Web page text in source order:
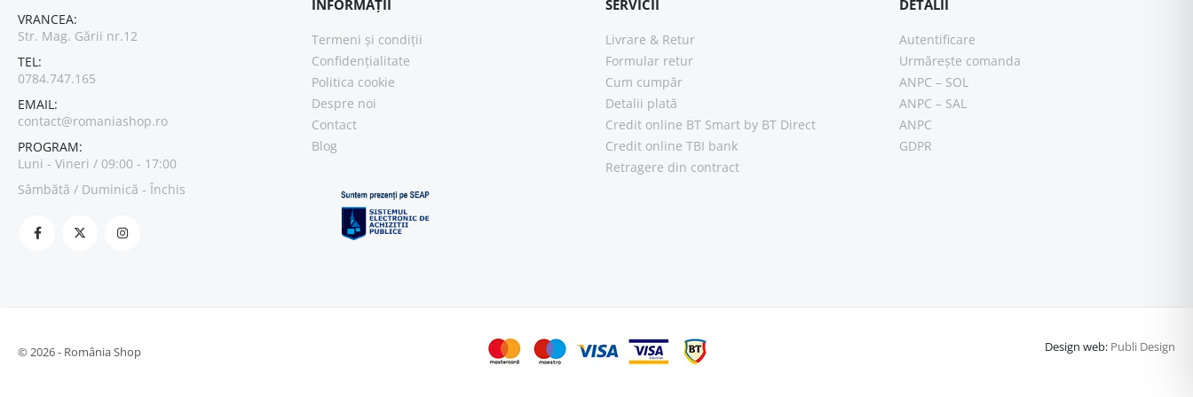
VRANCEA:
Str. Mag. Gării nr.12
TEL:
0784.747.165
EMAIL:
contact@romaniashop.ro
PROGRAM:
Luni - Vineri / 09:00 - 17:00
Sâmbătă / Duminică - Închis
INFORMAȚII
Termeni și condiții
Confidențialitate
Politica cookie
Despre noi
Contact
Blog
SERVICII
Livrare & Retur
Formular retur
Cum cumpăr
Detalii plată
Credit online BT Smart by BT Direct
Credit online TBI bank
Retragere din contract
DETALII
Autentificare
Urmărește comanda
ANPC – SOL
ANPC – SAL
ANPC
GDPR
© 2026 - România Shop Design web: Publi Design